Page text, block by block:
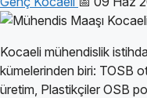
Kocaeli mühendislik
kümelerinden biri: TOSB
üretim, Plastikçiler OSB